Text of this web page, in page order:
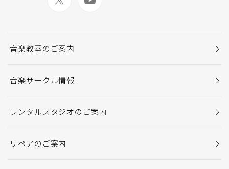
音楽教室のご案内
音楽サークル情報
レンタルスタジオのご案内
リペアのご案内